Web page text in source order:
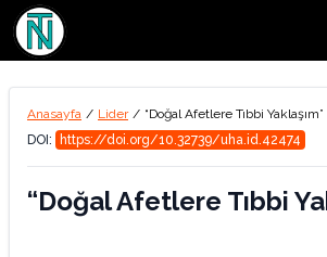
Anasayfa / Lider / “Doğal Afetlere Tıbbi Yaklaşım”
DOI:
https://doi.org/10.32739/uha.id.42474
“Doğal Afetlere Tıbbi